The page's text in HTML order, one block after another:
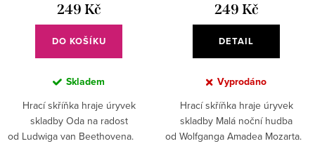
249 Kč
DO KOŠÍKU
Skladem
Hrací skříňka hraje úryvek
skladby Oda na radost
od Ludwiga van Beethovena.
249 Kč
DETAIL
Vyprodáno
Hrací skříňka hraje úryvek
skladby Malá noční hudba
od Wolfganga Amadea Mozarta.